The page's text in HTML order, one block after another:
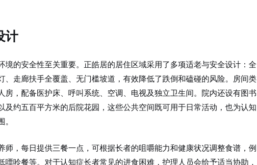
计
境的安全性至关重要。正皓居的居住区域采用了多项适老与安全设计：全
、走廊扶手全覆盖、无门槛坡道，有效降低了跌倒和磕碰的风险。房间类
房，配备医护床、呼叫系统、空调、电视及独立卫生间。院内还设有图书
及约五百平方米的后院花园，这些公共空间既可用于日常活动，也为认知
。
师，每日提供三餐一点，可根据长者的咀嚼能力和健康状况调整食谱，例
嘌呤餐等。对于认知症长者常见的进食困难，护理人员会给予适当协助，